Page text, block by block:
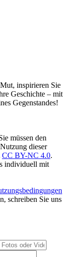
inspirieren Sie
Geschichte – mit
Gegenstandes!
müssen den
dieser
CC BY-NC 4.0.
individuell mit
schreiben Sie uns